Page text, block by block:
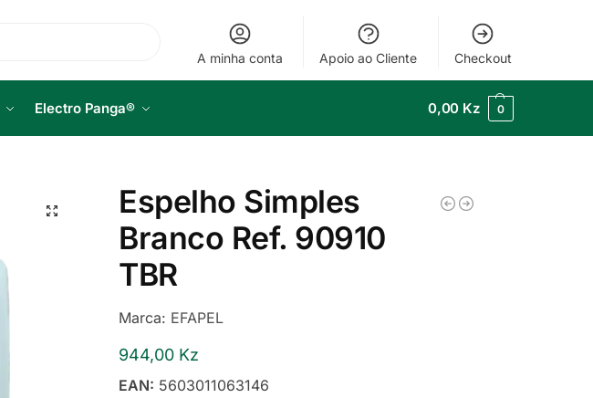
A minha conta Apoio ao Cliente Checkout
Electro Panga® 0,00 Kz 0
Espelho Simples
Branco Ref. 90910
TBR
Marca: EFAPEL
944,00 Kz
EAN: 5603011063146